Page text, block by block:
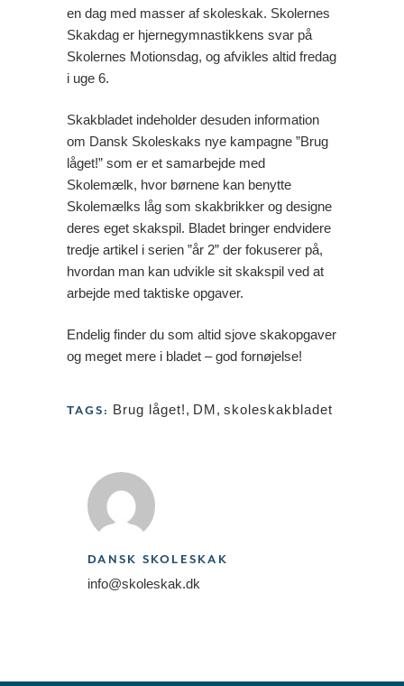
en dag med masser af skoleskak. Skolernes
Skakdag er hjernegymnastikkens svar på
Skolernes Motionsdag, og afvikles altid fredag
i uge 6.
Skakbladet indeholder desuden information
om Dansk Skoleskaks nye kampagne ”Brug
låget!” som er et samarbejde med
Skolemælk, hvor børnene kan benytte
Skolemælks låg som skakbrikker og designe
deres eget skakspil. Bladet bringer endvidere
tredje artikel i serien ”år 2” der fokuserer på,
hvordan man kan udvikle sit skakspil ved at
arbejde med taktiske opgaver.
Endelig finder du som altid sjove skakopgaver
og meget mere i bladet – god fornøjelse!
TAGS: Brug låget!, DM,skoleskakbladet
DANSK SKOLESKAK
info@skoleskak.dk